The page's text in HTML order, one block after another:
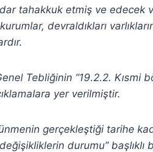
tahakkuk etmiş ve edecek
devraldıkları
Tebliğinin “19.2.2. Kısmi
yer verilmiştir.
gerçekleştiği tarihe
durumu” başlıklı